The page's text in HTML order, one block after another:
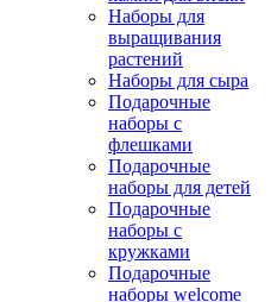
Наборы для
выращивания
растений
Наборы для сыра
Подарочные
наборы с
флешками
Подарочные
наборы для детей
Подарочные
наборы с
кружками
Подарочные
наборы welcome